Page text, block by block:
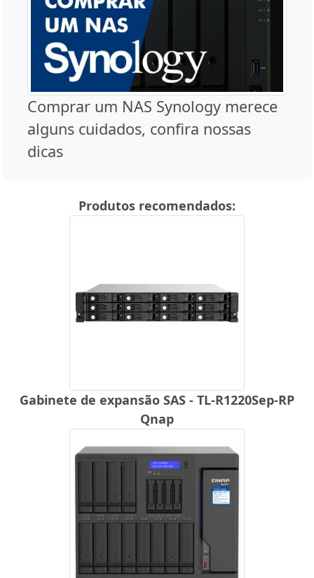
Comprar um NAS Synology merece
alguns cuidados, confira nossas
dicas
Produtos recomendados:
Gabinete de expansão SAS - TL-R1220Sep-RP
Qnap